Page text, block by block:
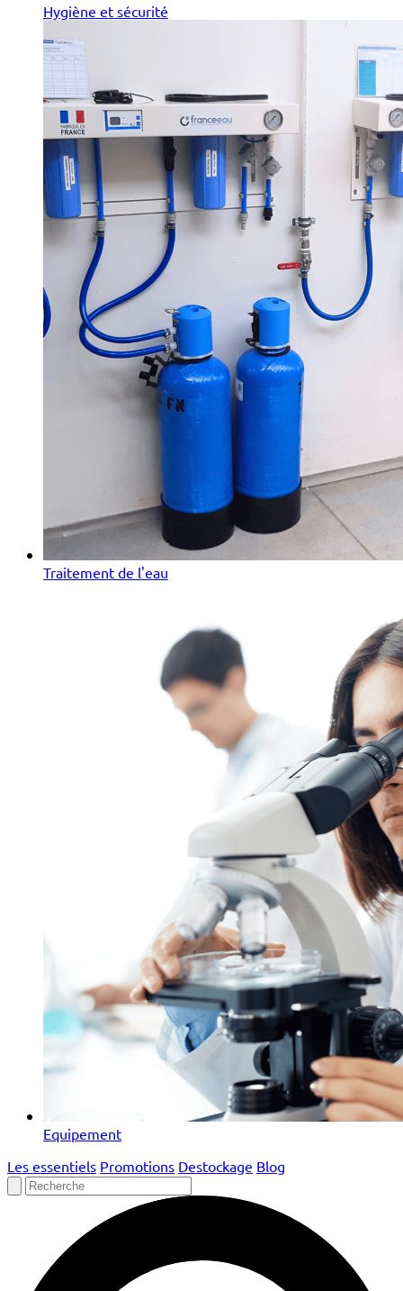
Hygiène et sécurité
Traitement de l'eau
Equipement
Les essentiels Promotions Destockage Blog